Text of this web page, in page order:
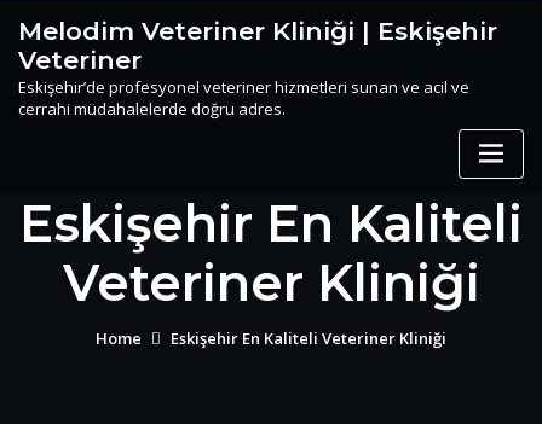
Melodim Veteriner Kliniği | Eskişehir
Veteriner
Eskişehir’de profesyonel veteriner hizmetleri sunan ve acil ve
cerrahi müdahalelerde doğru adres.
Eskişehir En Kaliteli
Veteriner Kliniği
Home Eskişehir En Kaliteli Veteriner Kliniği